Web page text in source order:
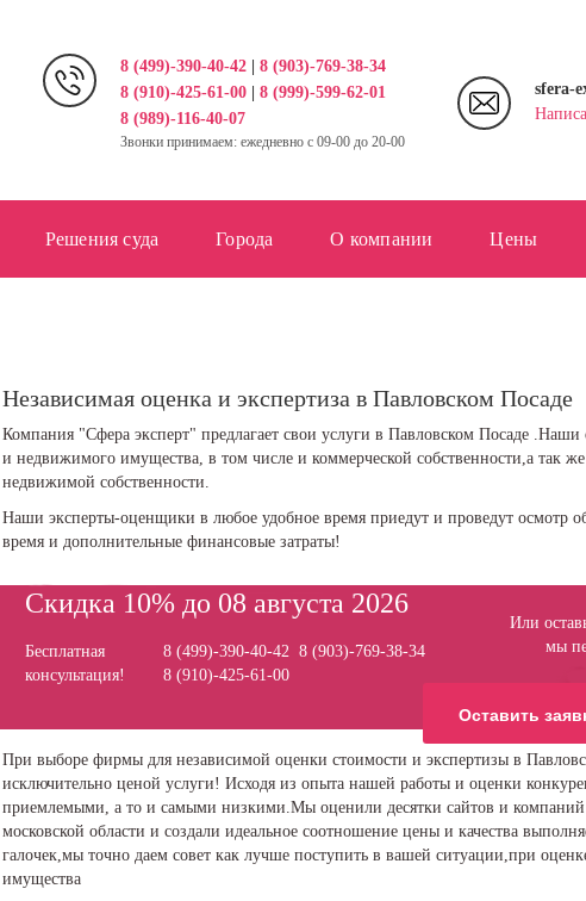
8 (499)-390-40-42
8 (903)-769-38-34
8 (910)-425-61-00
8 (999)-599-62-01
8 (989)-116-40-07
Звонки принимаем: ежедневно с 09-00 до 20-00
sfera-
Решения суда Города О компании Цены
Независимая оценка и экспертиза в Павловском Посаде
Компания "Сфера эксперт" предлагает свои услуги в Павловском Посаде
и недвижимого имущества, в том числе и коммерческой собственности,а так
недвижимой собственности.
Наши эксперты-оценщики в любое удобное время приедут и проведут осмотр
время и дополнительные финансовые затраты!
Скидка 10% до 08 августа 2026
Бесплатная
консультация!
8 (499)-390-40-42 8 (903)-769-38-34
8 (910)-425-61-00
Или
мы
Оставить
При выборе фирмы для независимой оценки стоимости и экспертизы в
исключительно ценой услуги! Исходя из опыта нашей работы и оценки
приемлемыми, а то и самыми низкими.Мы оценили десятки сайтов и
московской области и создали идеальное соотношение цены и качества
галочек,мы точно даем совет как лучше поступить в вашей ситуации,при
имущества